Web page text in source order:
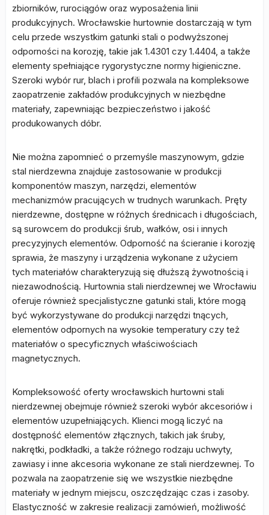
zbiorników, rurociągów oraz wyposażenia linii
produkcyjnych. Wrocławskie hurtownie dostarczają w tym
celu przede wszystkim gatunki stali o podwyższonej
odporności na korozję, takie jak 1.4301 czy 1.4404, a także
elementy spełniające rygorystyczne normy higieniczne.
Szeroki wybór rur, blach i profili pozwala na kompleksowe
zaopatrzenie zakładów produkcyjnych w niezbędne
materiały, zapewniając bezpieczeństwo i jakość
produkowanych dóbr.
Nie można zapomnieć o przemyśle maszynowym, gdzie
stal nierdzewna znajduje zastosowanie w produkcji
komponentów maszyn, narzędzi, elementów
mechanizmów pracujących w trudnych warunkach. Pręty
nierdzewne, dostępne w różnych średnicach i długościach,
są surowcem do produkcji śrub, wałków, osi i innych
precyzyjnych elementów. Odporność na ścieranie i korozję
sprawia, że maszyny i urządzenia wykonane z użyciem
tych materiałów charakteryzują się dłuższą żywotnością i
niezawodnością. Hurtownia stali nierdzewnej we Wrocławiu
oferuje również specjalistyczne gatunki stali, które mogą
być wykorzystywane do produkcji narzędzi tnących,
elementów odpornych na wysokie temperatury czy też
materiałów o specyficznych właściwościach
magnetycznych.
Kompleksowość oferty wrocławskich hurtowni stali
nierdzewnej obejmuje również szeroki wybór akcesoriów i
elementów uzupełniających. Klienci mogą liczyć na
dostępność elementów złącznych, takich jak śruby,
nakrętki, podkładki, a także różnego rodzaju uchwyty,
zawiasy i inne akcesoria wykonane ze stali nierdzewnej. To
pozwala na zaopatrzenie się we wszystkie niezbędne
materiały w jednym miejscu, oszczędzając czas i zasoby.
Elastyczność w zakresie realizacji zamówień, możliwość